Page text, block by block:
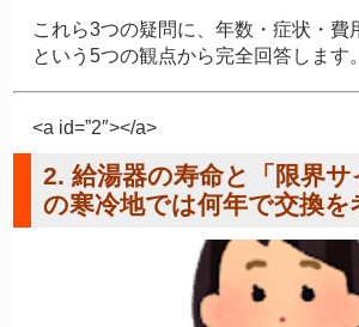
これら3つの疑問に、年数・症状・費
という5つの観点から完全回答します。
<a id=”2″></a>
2. 給湯器の寿命と「限界
の寒冷地では何年で交換